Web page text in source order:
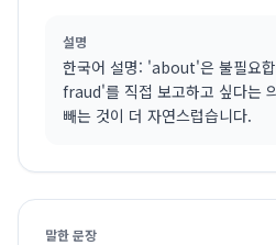
설명
한국어 설명: 'about'은 불필요
fraud'를 직접 보고하고 싶다는
빼는 것이 더 자연스럽습니다.
말한 문장